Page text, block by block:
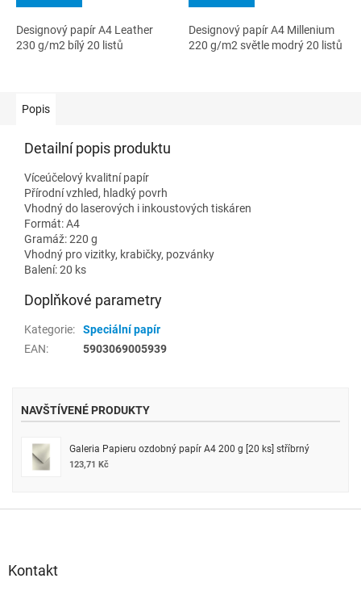
Designový papír A4 Leather
230 g/m2 bílý 20 listů
Designový papír A4 Millenium
220 g/m2 světle modrý 20 listů
Popis
Detailní popis produktu
Víceúčelový kvalitní papír
Přírodní vzhled, hladký povrh
Vhodný do laserových i inkoustových tiskáren
Formát: A4
Gramáž: 220 g
Vhodný pro vizitky, krabičky, pozvánky
Balení: 20 ks
Doplňkové parametry
Kategorie:
Speciální papír
EAN: 5903069005939
NAVŠTÍVENÉ PRODUKTY
Galeria Papieru ozdobný papír A4 200 g [20 ks] stříbrný
123,71 Kč
Kontakt